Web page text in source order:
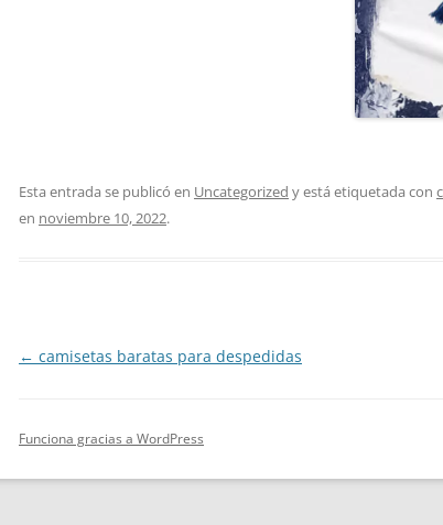
Esta entrada se publicó en Uncategorized y está etiquetada con
en noviembre 10, 2022.
Navegación
← camisetas baratas para despedidas
Funciona gracias a WordPress